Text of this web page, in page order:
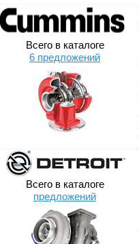
Всего в каталоге
6 предложений
Всего в каталоге
предложений